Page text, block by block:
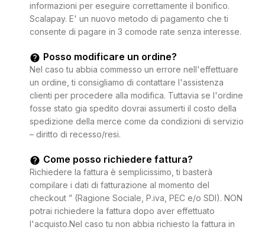
informazioni per eseguire correttamente il bonifico.
Scalapay. E' un nuovo metodo di pagamento che ti
consente di pagare in 3 comode rate senza interesse.
Posso modificare un ordine?
Nel caso tu abbia commesso un errore nell'effettuare
un ordine, ti consigliamo di contattare l'assistenza
clienti per procedere alla modifica. Tuttavia se l'ordine
fosse stato gia spedito dovrai assumerti il costo della
spedizione della merce come da condizioni di servizio
– diritto di recesso/resi.
Come posso richiedere fattura?
Richiedere la fattura è semplicissimo, ti basterà
compilare i dati di fatturazione al momento del
checkout ” (Ragione Sociale, P.iva, PEC e/o SDI). NON
potrai richiedere la fattura dopo aver effettuato
l'acquisto.Nel caso tu non abbia richiesto la fattura in